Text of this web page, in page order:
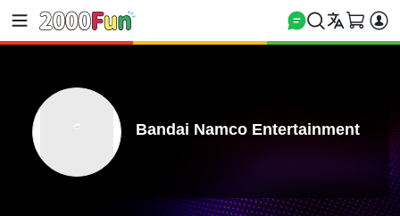
Bandai Namco Entertainment